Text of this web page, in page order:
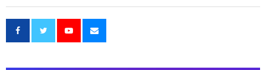
h
f
r
C